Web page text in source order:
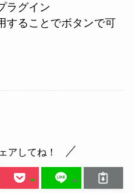
ラグイン
することでボタンで可
アしてね！